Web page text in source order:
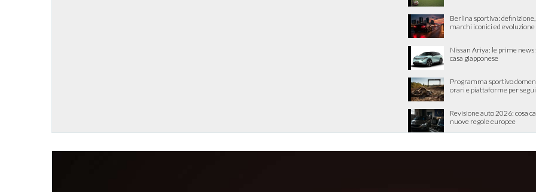
Berlina sportiva:
marchi iconici ed
Nissan Ariya: le prime news
casa giapponese
Programma sportivo
orari e piattaforme per
Revisione auto 2026: cosa
nuove regole europee